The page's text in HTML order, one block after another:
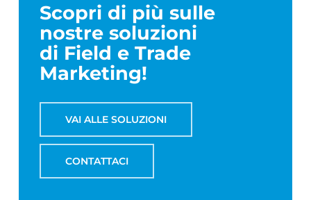
Scopri di più sulle
nostre soluzioni
di Field e Trade
Marketing!
VAI ALLE SOLUZIONI
CONTATTACI